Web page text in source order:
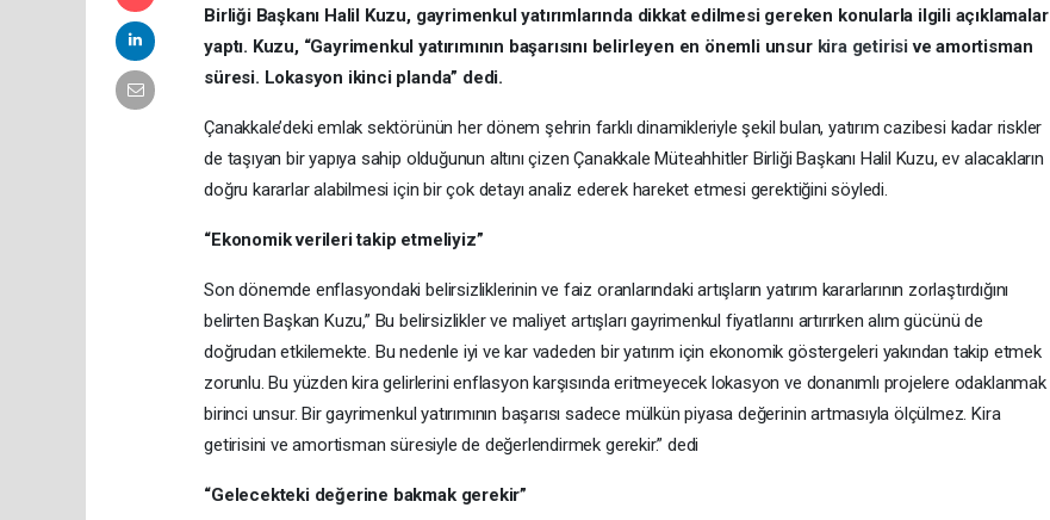
Birliği Başkanı Halil Kuzu, gayrimenkul yatırımlarında dikkat edilmesi gereken konularla ilgili açıklamalar
yaptı. Kuzu, “Gayrimenkul yatırımının başarısını belirleyen en önemli unsur kira getirisive amortisman
süresi. Lokasyon ikinci planda” dedi.
Çanakkale’deki emlak sektörünün her dönem şehrin farklı dinamikleriyle şekil bulan, yatırım cazibesi kadar riskler
de taşıyan bir yapıya sahip olduğunun altını çizen Çanakkale Müteahhitler Birliği Başkanı Halil Kuzu, ev alacakların
doğru kararlar alabilmesi için bir çok detayı analiz ederek hareket etmesi gerektiğini söyledi.
“Ekonomik verileri takip etmeliyiz”
Son dönemde enflasyondaki belirsizliklerinin ve faiz oranlarındaki artışların yatırım kararlarının zorlaştırdığını
belirten Başkan Kuzu,” Bu belirsizlikler ve maliyet artışları gayrimenkul fiyatlarını artırırken alım gücünü de
doğrudan etkilemekte. Bu nedenle iyi ve kar vadeden bir yatırım için ekonomik göstergeleri yakından takip etmek
zorunlu. Bu yüzden kira gelirlerini enflasyon karşısında eritmeyecek lokasyon ve donanımlı projelere odaklanmak
birinci unsur. Bir gayrimenkul yatırımının başarısı sadece mülkün piyasa değerinin artmasıyla ölçülmez. Kira
getirisini ve amortisman süresiyle de değerlendirmek gerekir.” dedi
“Gelecekteki değerine bakmak gerekir”